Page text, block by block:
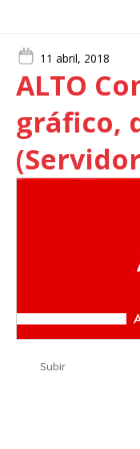
11 abril, 2018
ALTO
gráfico,
Subir